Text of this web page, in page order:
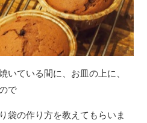
いている間に、お皿の上に、
で
袋の作り方を教えてもらいま